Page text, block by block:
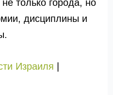
только города, но
дисциплины и
Израиля